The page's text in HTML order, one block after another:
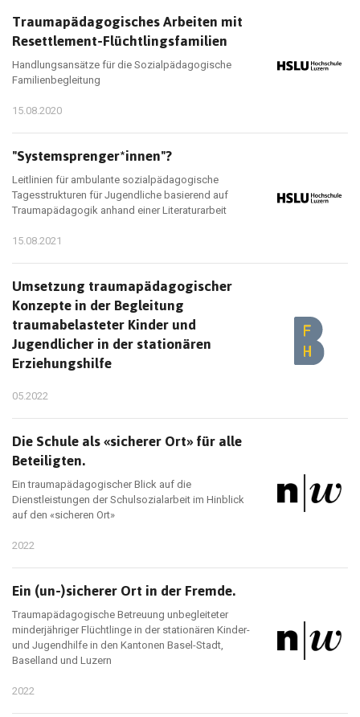
Traumapädagogisches Arbeiten mit
Resettlement-Flüchtlingsfamilien
Handlungsansätze für die Sozialpädagogische
Familienbegleitung
15.08.2020
"Systemsprenger*innen"?
Leitlinien für ambulante sozialpädagogische
Tagesstrukturen für Jugendliche basierend auf
Traumapädagogik anhand einer Literaturarbeit
15.08.2021
Umsetzung traumapädagogischer
Konzepte in der Begleitung
traumabelasteter Kinder und
Jugendlicher in der stationären
Erziehungshilfe
05.2022
Die Schule als «sicherer Ort» für alle
Beteiligten.
Ein traumapädagogischer Blick auf die
Dienstleistungen der Schulsozialarbeit im Hinblick
auf den «sicheren Ort»
2022
Ein (un-)sicherer Ort in der Fremde.
Traumapädagogische Betreuung unbegleiteter
minderjähriger Flüchtlinge in der stationären Kinder-
und Jugendhilfe in den Kantonen Basel-Stadt,
Baselland und Luzern
2022